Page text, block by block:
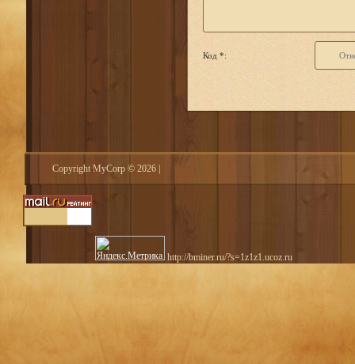
Код *:
Copyright MyCorp © 2026
http://bminer.ru/?s=1z1z1.ucoz.ru